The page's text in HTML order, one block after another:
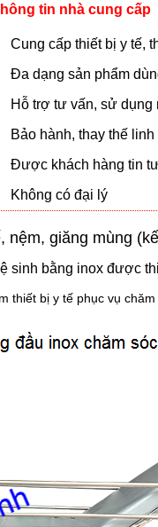
tin nhà cung cấp
Cung cấp thiết bị y tế,
Đa dạng sản phẩm
Hỗ trợ tư vấn, sử dụng
Bảo hành, thay thế
Được khách hàng tin
Không có đại lý
giăng mùng
sinh bằng inox được
thiết bị y tế phục vụ